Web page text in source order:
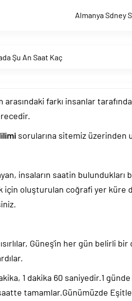
Almanya Sdney
Şu An Saat Kaç
arasındaki farkı insanlar
sorularına sitemiz üzerinden
insaların saatin bulundukları
için oluşturulan coğrafi yer küre
Güneş'in her gün belirli
1 dakika 60 saniyedir.1
tamamlar.Günümüzde